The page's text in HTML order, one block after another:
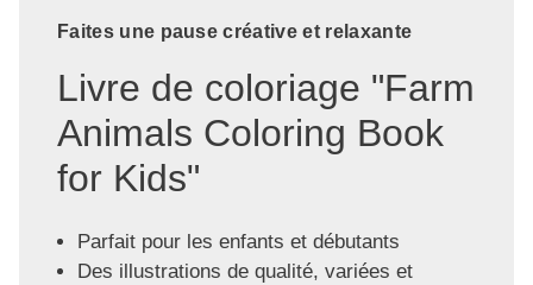
Faites une pause créative et relaxante
Livre de coloriage "Farm
Animals Coloring Book
for Kids"
Parfait pour les enfants et débutants
Des illustrations de qualité, variées et